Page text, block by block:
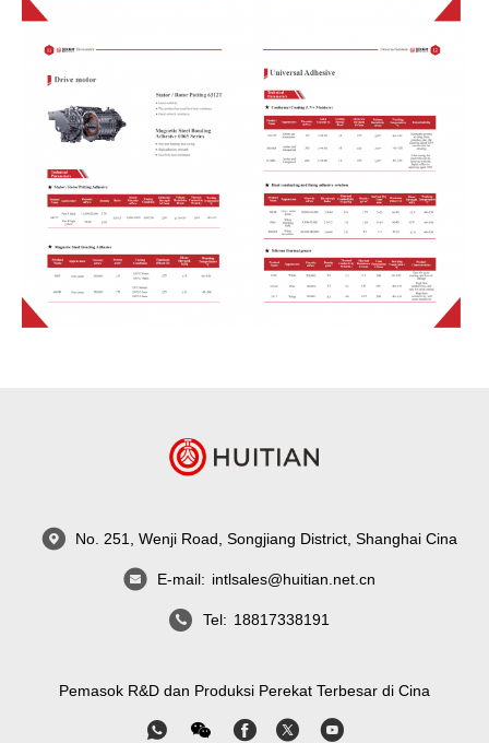
No. 251, Wenji Road, Songjiang District, Shanghai Cina
E-mail: intlsales@huitian.net.cn
Tel: 18817338191
Pemasok R&D dan Produksi Perekat Terbesar di Cina